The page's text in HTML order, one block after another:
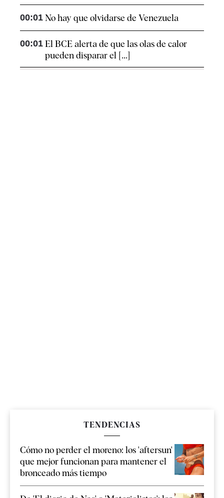
00:01 No hay que olvidarse de Venezuela
00:01 El BCE alerta de que las olas de calor
pueden disparar el [...]
TENDENCIAS
Cómo no perder el moreno: los 'aftersun'
que mejor funcionan para mantener el
bronceado más tiempo